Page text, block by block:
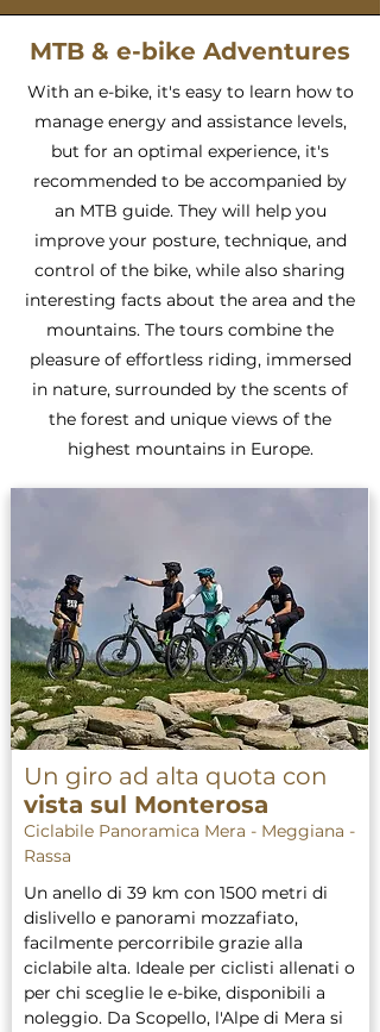
MTB & e-bike Adventures
With an e-bike, it's easy to learn how to
manage energy and assistance levels,
but for an optimal experience, it's
recommended to be accompanied by
an MTB guide. They will help you
improve your posture, technique, and
control of the bike, while also sharing
interesting facts about the area and the
mountains. The tours combine the
pleasure of effortless riding, immersed
in nature, surrounded by the scents of
the forest and unique views of the
highest mountains in Europe.
Un giro ad alta quota con
vista sul Monterosa
Ciclabile Panoramica Mera - Meggiana -
Rassa
Un anello di 39 km con 1500 metri di
dislivello e panorami mozzafiato,
facilmente percorribile grazie alla
ciclabile alta. Ideale per ciclisti allenati o
per chi sceglie le e-bike, disponibili a
noleggio. Da Scopello, l'Alpe di Mera si